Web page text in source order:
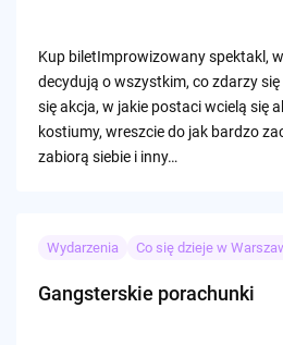
Kup biletImprowizowany spektakl,
decydują o wszystkim, co zdarzy
się akcja, w jakie postaci wcielą się
kostiumy, wreszcie do jak bardzo
zabiorą siebie i inny…
Wydarzenia Co się dzieje w
Gangsterskie porachunki